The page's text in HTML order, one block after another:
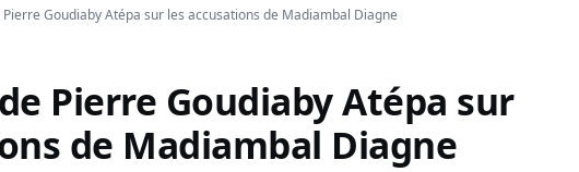
Goudiaby Atépa sur les accusations de Madiambal Diagne
Pierre Goudiaby Atépa sur
de Madiambal Diagne